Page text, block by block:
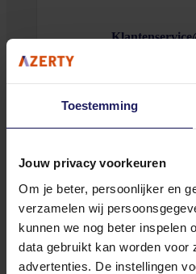
Toestemming
Jouw privacy voorkeuren
Om je beter, persoonlijker en
verzamelen wij
kunnen we nog beter inspelen
data gebruikt kan worden voor
advertenties. De instellingen
Meld je aan voor onze
Meld je
Footer
Azerty
Tjalkstraat 4b